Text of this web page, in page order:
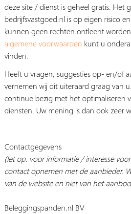
deze site / dienst is geheel gratis. Het
bedrijfsvastgoed.nl is op eigen risico
kunnen geen rechten ontleent
algemene voorwaarden kunt u
vinden.
Heeft u vragen, suggesties op- en/of
vernemen wij dit uiteraard graag van
continue bezig met het optimaliseren
diensten. Uw mening is dan ook zeer
Contactgegevens
(let op: voor informatie / interesse
contact opnemen met de aanbieder.
van de website en niet van het
Beleggingspanden.nl BV